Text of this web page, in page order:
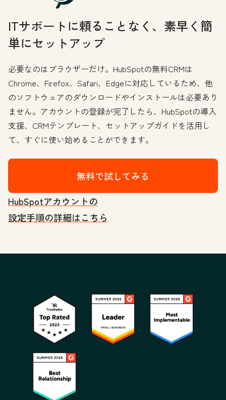
ITサポートに頼ることなく、素早く簡
単にセットアップ
必要なのはブラウザーだけ。HubSpotの無料CRMは
Chrome、Firefox、Safari、Edgeに対応しているため、他
のソフトウェアのダウンロードやインストールは必要あり
ません。アカウントの登録が完了したら、HubSpotの導入
支援、CRMテンプレート、セットアップガイドを活用し
て、すぐに使い始めることができます。
無料で試してみる
HubSpotアカウントの
設定手順の詳細はこちら